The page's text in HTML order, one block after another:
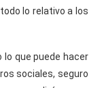
lo relativo a los
lo que puede hacer
sociales, seguro